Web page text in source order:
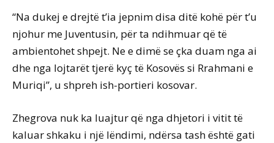
“Na dukej e drejtë t’ia jepnim disa ditë kohë për t’u
njohur me Juventusin, për ta ndihmuar që të
ambientohet shpejt. Ne e dimë se çka duam nga ai
dhe nga lojtarët tjerë kyç të Kosovës si Rrahmani e
Muriqi”, u shpreh ish-portieri kosovar.
Zhegrova nuk ka luajtur që nga dhjetori i vitit të
kaluar shkaku i një lëndimi, ndërsa tash është gati